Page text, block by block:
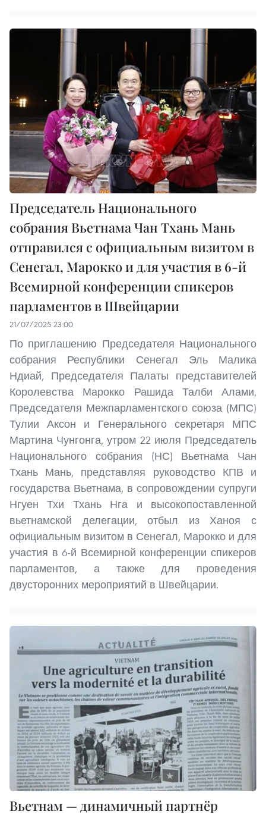
Председатель Национального
собрания Вьетнама Чан Тхань Мань
отправился с официальным визитом в
Сенегал, Марокко и для участия в 6-й
Всемирной конференции спикеров
парламентов в Швейцарии
21/07/2025 23:00
По приглашению Председателя Национального
собрания Республики Сенегал Эль Малика
Ндиай, Председателя Палаты представителей
Королевства Марокко Рашида Талби Алами,
Председателя Межпарламентского союза (МПС)
Тулии Аксон и Генерального секретаря МПС
Мартина Чунгонга, утром 22 июля Председатель
Национального собрания (НС) Вьетнама Чан
Тхань Мань, представляя руководство КПВ и
государства Вьетнама, в сопровождении супруги
Нгуен Тхи Тхань Нга и высокопоставленной
вьетнамской делегации, отбыл из Ханоя с
официальным визитом в Сенегал, Марокко и для
участия в 6-й Всемирной конференции спикеров
парламентов, а также для проведения
двусторонних мероприятий в Швейцарии.
Вьетнам — динамичный партнёр